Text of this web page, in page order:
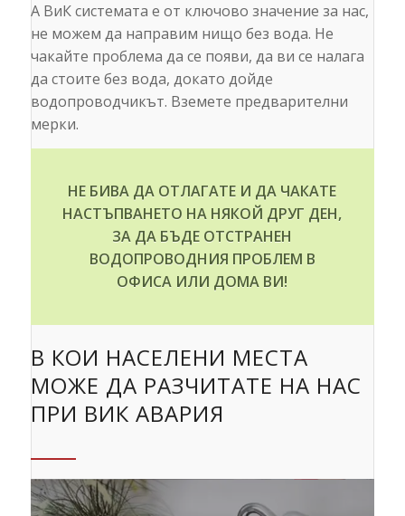
А ВиК системата е от ключово значение за нас,
не можем да направим нищо без вода. Не
чакайте проблема да се появи, да ви се налага
да стоите без вода, докато дойде
водопроводчикът. Вземете предварителни
мерки.
НЕ БИВА ДА ОТЛАГАТЕ И ДА ЧАКАТЕ
НАСТЪПВАНЕТО НА НЯКОЙ ДРУГ ДЕН,
ЗА ДА БЪДЕ ОТСТРАНЕН
ВОДОПРОВОДНИЯ ПРОБЛЕМ В
ОФИСА ИЛИ ДОМА ВИ!
В КОИ НАСЕЛЕНИ МЕСТА
МОЖЕ ДА РАЗЧИТАТЕ НА НАС
ПРИ ВИК АВАРИЯ